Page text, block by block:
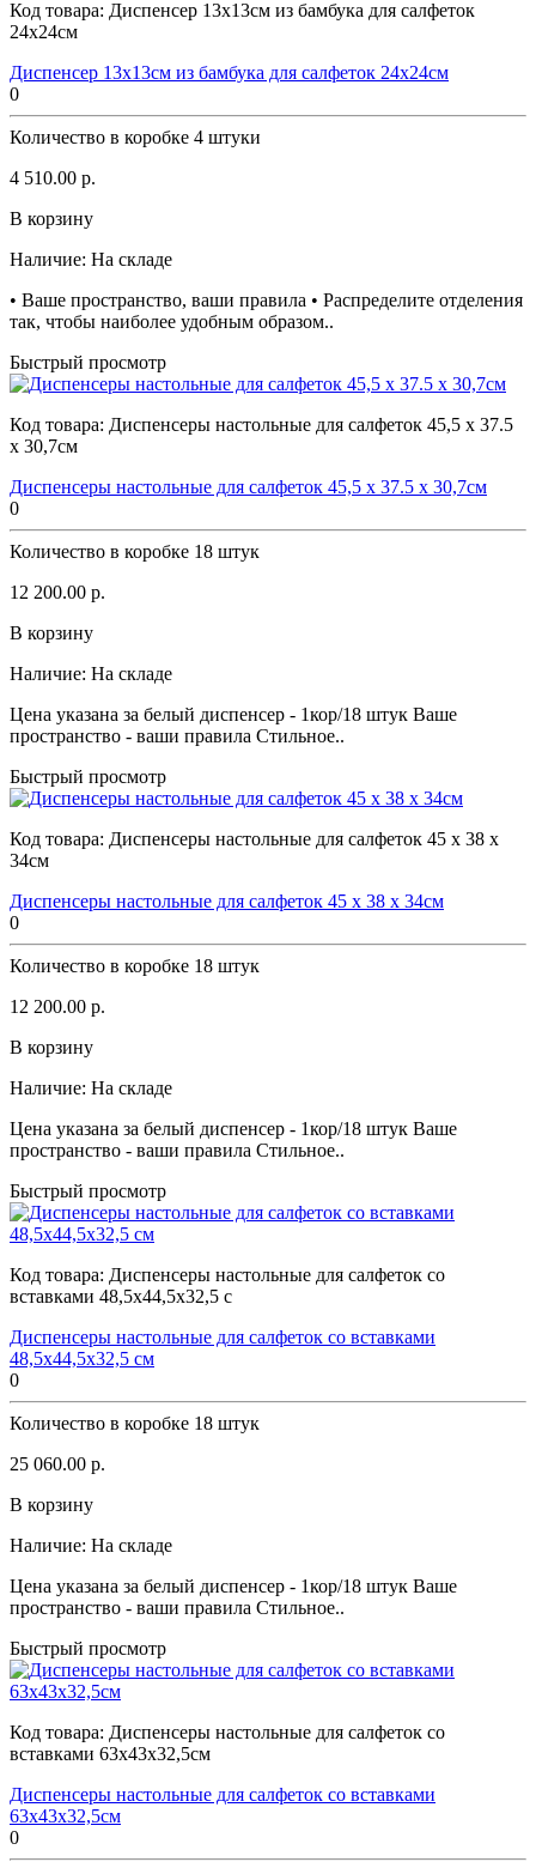
Код товара: Диспенсер 13х13см из бамбука для салфеток
24х24см
Диспенсер 13х13см из бамбука для салфеток 24х24см
0
Количество в коробке 4 штуки
4 510.00 р.
В корзину
Наличие: На складе
• Ваше пространство, ваши правила • Распределите отделения
так, чтобы наиболее удобным образом..
Быстрый просмотр
Код товара: Диспенсеры настольные для салфеток 45,5 x 37.5
x 30,7см
Диспенсеры настольные для салфеток 45,5 x 37.5 x 30,7см
0
Количество в коробке 18 штук
12 200.00 р.
В корзину
Наличие: На складе
Цена указана за белый диспенсер - 1кор/18 штук Ваше
пространство - ваши правила Стильное..
Быстрый просмотр
Код товара: Диспенсеры настольные для салфеток 45 x 38 x
34см
Диспенсеры настольные для салфеток 45 x 38 x 34см
0
Количество в коробке 18 штук
12 200.00 р.
В корзину
Наличие: На складе
Цена указана за белый диспенсер - 1кор/18 штук Ваше
пространство - ваши правила Стильное..
Быстрый просмотр
Код товара: Диспенсеры настольные для салфеток со
вставками 48,5х44,5х32,5 с
Диспенсеры настольные для салфеток со вставками
48,5х44,5х32,5 см
0
Количество в коробке 18 штук
25 060.00 р.
В корзину
Наличие: На складе
Цена указана за белый диспенсер - 1кор/18 штук Ваше
пространство - ваши правила Стильное..
Быстрый просмотр
Код товара: Диспенсеры настольные для салфеток со
вставками 63х43х32,5см
Диспенсеры настольные для салфеток со вставками
63х43х32,5см
0